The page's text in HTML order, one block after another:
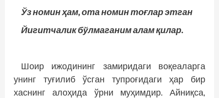
Ўз номин ҳам, ота номин тоғлар этган
Йигитчалик бўлмаганим алам қилар.
Шоир ижодининг замиридаги воқеаларга
унинг туғилиб ўсган тупроғидаги ҳар бир
хаснинг алоҳида ўрни муҳимдир. Айниқса,